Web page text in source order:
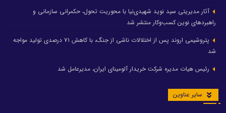
آثار مدیریتی سید نوید شهیدی‌نیا با محوریت تحول، حکمرانی سازمانی و
راهبردهای نوین کسب‌وکار منتشر شد
پتروشیمی اروند پس از اختلالات ناشی از جنگ، با کاهش ۷۱ درصدی تولید مواجه
شد
رئیس هیات مدیره شرکت خریدار آلومینای ایران، مدیرعامل شد
سایر عناوین